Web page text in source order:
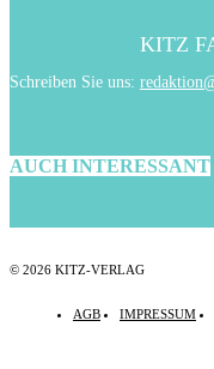
KITZ
Schreiben Sie uns:
AUCH INTERESSANT
© 2026 KITZ-VERLAG
AGB IMPRESSUM